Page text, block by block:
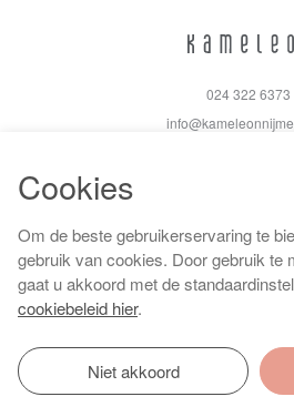
024 322 6373
Algemene
Privacy policy
Cookiebeleid
Cookies
Om de beste gebruikerservaring te
gebruik van cookies. Door gebruik te
gaat u akkoord met de
cookiebeleid hier.